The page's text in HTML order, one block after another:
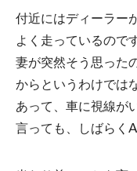
付近にはディーラー
よく走っているので
妻が突然そう思った
からというわけでは
あって、車に視線が
言っても、しばらく